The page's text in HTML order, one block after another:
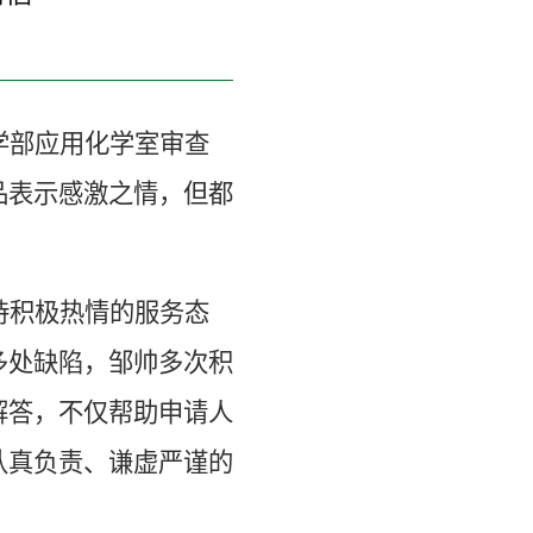
应用化学室审查
示感激之情，但都
极热情的服务态
处缺陷，邹帅多次积
答，不仅帮助申请人
负责、谦虚严谨的